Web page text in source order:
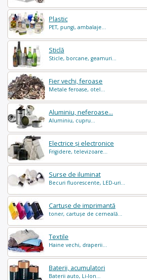
Plastic
PET, pungi, ambalaje...
Sticlă
Sticle, borcane, geamuri...
Fier vechi, feroase
Metale feroase, otel...
Aluminiu, neferoase...
Aluminiu, cupru...
Electrice și electronice
Frigidere, televizoare...
Surse de iluminat
Becuri fluorescente, LED-uri...
Cartușe de imprimantă
toner, cartușe de cerneală...
Textile
Haine vechi, draperii...
Baterii, acumulatori
Baterii auto, Li-Ion...